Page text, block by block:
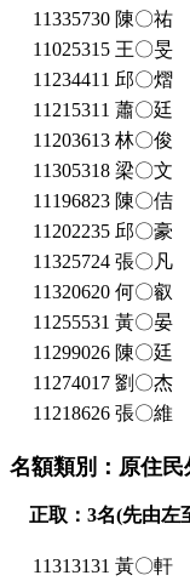
11335730 陳〇祐
11025315 王〇旻
11234411 邱〇熠
11215311 蕭〇廷
11203613 林〇俊
11305318 梁〇文
11196823 陳〇佶
11202235 邱〇豪
11325724 張〇凡
11320620 何〇叡
11255531 黃〇晏
11299026 陳〇廷
11274017 劉〇杰
11218626 張〇維
名額類別：原住民
正取：3名(先由左
11313131 黃〇軒